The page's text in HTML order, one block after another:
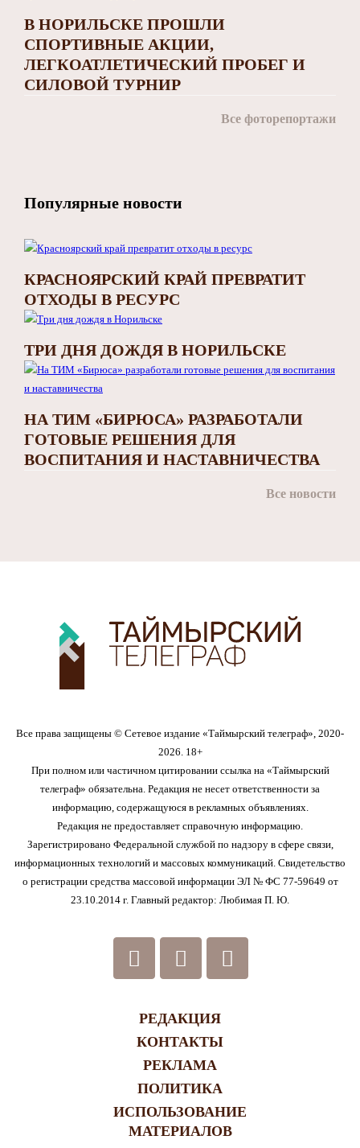
В НОРИЛЬСКЕ ПРОШЛИ
СПОРТИВНЫЕ АКЦИИ,
ЛЕГКОАТЛЕТИЧЕСКИЙ ПРОБЕГ И
СИЛОВОЙ ТУРНИР
Все фоторепортажи
Популярные новости
КРАСНОЯРСКИЙ КРАЙ ПРЕВРАТИТ
ОТХОДЫ В РЕСУРС
ТРИ ДНЯ ДОЖДЯ В НОРИЛЬСКЕ
НА ТИМ «БИРЮСА» РАЗРАБОТАЛИ
ГОТОВЫЕ РЕШЕНИЯ ДЛЯ
ВОСПИТАНИЯ И НАСТАВНИЧЕСТВА
Все новости
Все права защищены © Сетевое издание «Таймырский телеграф», 2020-
2026. 18+
При полном или частичном цитировании ссылка на «Таймырский
телеграф» обязательна. Редакция не несет ответственности за
информацию, содержащуюся в рекламных объявлениях.
Редакция не предоставляет справочную информацию.
Зарегистрировано Федеральной службой по надзору в сфере связи,
информационных технологий и массовых коммуникаций. Свидетельство
о регистрации средства массовой информации ЭЛ № ФС 77-59649 от
23.10.2014 г. Главный редактор: Любимая П. Ю.
РЕДАКЦИЯ
КОНТАКТЫ
РЕКЛАМА
ПОЛИТИКА
ИСПОЛЬЗОВАНИЕ
МАТЕРИАЛОВ